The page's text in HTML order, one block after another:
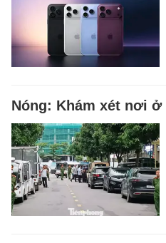
Nóng: Khám xét nơi ở